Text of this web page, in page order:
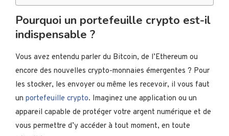
Pourquoi un portefeuille crypto est-il
indispensable ?
Vous avez entendu parler du Bitcoin, de l’Ethereum ou
encore des nouvelles crypto-monnaies émergentes ? Pour
les stocker, les envoyer ou même les recevoir, il vous faut
un portefeuille crypto. Imaginez une application ou un
appareil capable de protéger votre argent numérique et de
vous permettre d’y accéder à tout moment, en toute